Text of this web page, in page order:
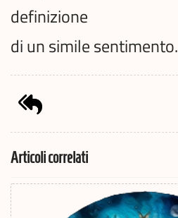
definizione
di un simile sentimento.
Articoli correlati